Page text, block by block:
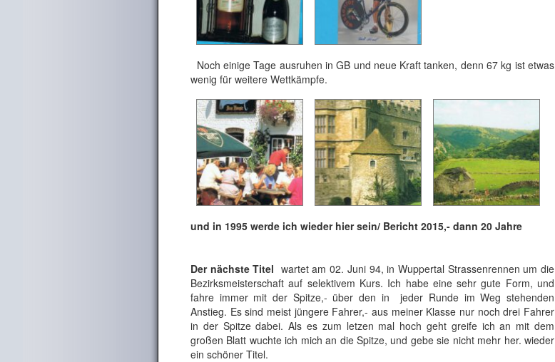
Noch einige Tage ausruhen in GB und neue Kraft tanken, denn 67 kg ist etwas
wenig für weitere Wettkämpfe.
und in 1995 werde ich wieder hier sein/ Bericht 2015,- dann 20 Jahre
Der nächste Titel wartet am 02. Juni 94, in Wuppertal Strassenrennen um die
Bezirksmeisterschaft auf selektivem Kurs. Ich habe eine sehr gute Form, und
fahre immer mit der Spitze,- über den in jeder Runde im Weg stehenden
Anstieg. Es sind meist jüngere Fahrer,- aus meiner Klasse nur noch drei Fahrer
in der Spitze dabei. Als es zum letzen mal hoch geht greife ich an mit dem
großen Blatt wuchte ich mich an die Spitze, und gebe sie nicht mehr her. wieder
ein schöner Titel.